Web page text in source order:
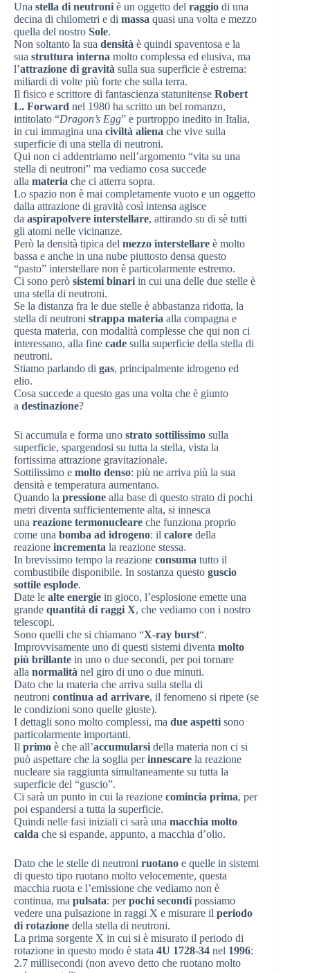
Una stella di neutroni è un oggetto del raggio di una
decina di chilometri e di massa quasi una volta e mezzo
quella del nostro Sole.
Non soltanto la sua densità è quindi spaventosa e la
sua struttura interna molto complessa ed elusiva, ma
l’attrazione di gravità sulla sua superficie è estrema:
miliardi di volte più forte che sulla terra.
Il fisico e scrittore di fantascienza statunitense Robert
L. Forward nel 1980 ha scritto un bel romanzo,
intitolato “Dragon’s Egg” e purtroppo inedito in Italia,
in cui immagina una civiltà aliena che vive sulla
superficie di una stella di neutroni.
Qui non ci addentriamo nell’argomento “vita su una
stella di neutroni” ma vediamo cosa succede
alla materia che ci atterra sopra.
Lo spazio non è mai completamente vuoto e un oggetto
dalla attrazione di gravità così intensa agisce
da aspirapolvere interstellare, attirando su di sè tutti
gli atomi nelle vicinanze.
Però la densità tipica del mezzo interstellare è molto
bassa e anche in una nube piuttosto densa questo
“pasto” interstellare non è particolarmente estremo.
Ci sono però sistemi binari in cui una delle due stelle è
una stella di neutroni.
Se la distanza fra le due stelle è abbastanza ridotta, la
stella di neutroni strappa materia alla compagna e
questa materia, con modalità complesse che qui non ci
interessano, alla fine cade sulla superficie della stella di
neutroni.
Stiamo parlando di gas, principalmente idrogeno ed
elio.
Cosa succede a questo gas una volta che è giunto
a destinazione?
Si accumula e forma uno strato sottilissimo sulla
superficie, spargendosi su tutta la stella, vista la
fortissima attrazione gravitazionale.
Sottilissimo e molto denso: più ne arriva più la sua
densità e temperatura aumentano.
Quando la pressione alla base di questo strato di pochi
metri diventa sufficientemente alta, si innesca
una reazione termonucleare che funziona proprio
come una bomba ad idrogeno: il calore della
reazione incrementa la reazione stessa.
In brevissimo tempo la reazione consuma tutto il
combustibile disponibile. In sostanza questo guscio
sottile esplode.
Date le alte energie in gioco, l’esplosione emette una
grande quantità di raggi X, che vediamo con i nostro
telescopi.
Sono quelli che si chiamano “X-ray burst“.
Improvvisamente uno di questi sistemi diventa molto
più brillante in uno o due secondi, per poi tornare
alla normalità nel giro di uno o due minuti.
Dato che la materia che arriva sulla stella di
neutroni continua ad arrivare, il fenomeno si ripete (se
le condizioni sono quelle giuste).
I dettagli sono molto complessi, ma due aspetti sono
particolarmente importanti.
Il primo è che all’accumularsi della materia non ci si
può aspettare che la soglia perinnescare la reazione
nucleare sia raggiunta simultaneamente su tutta la
superficie del “guscio”.
Ci sarà un punto in cui la reazione comincia prima, per
poi espandersi a tutta la superficie.
Quindi nelle fasi iniziali ci sarà una macchia molto
calda che si espande, appunto, a macchia d’olio.
Dato che le stelle di neutroni ruotano e quelle in sistemi
di questo tipo ruotano molto velocemente, questa
macchia ruota e l’emissione che vediamo non è
continua, ma pulsata: perpochi secondi possiamo
vedere una pulsazione in raggi X e misurare il periodo
di rotazione della stella di neutroni.
La prima sorgente X in cui si è misurato il periodo di
rotazione in questo modo è stata 4U 1728-34 nel 1996:
2.7 millisecondi (non avevo detto che ruotano molto